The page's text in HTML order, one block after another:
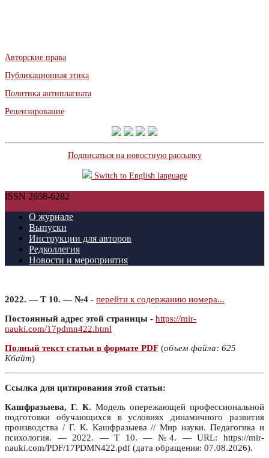
Авторские права
Публикационная этика
Политика антиплагиата
Рецензирование
Подписаться на новостную рассылку
Switch to English language
ISSN 2658-6282
О журнале
Выпуски
Инструкции для авторов
Редколлегия
Новости и мероприятия
2022. — Т 10. — №4 - перейти к содержанию номера...
Постоянный адрес этой страницы - https://mir-
nauki.com/17pdmn422.html
Полный текст статьи в формате PDF (объем файла: 625
Кбайт)
Ссылка для цитирования этой статьи:
Кашфразыева, Г. К. Модель опережающей профессиональной
подготовки обучающихся в условиях динамичного развития
производства / Г. К. Кашфразыева // Мир науки. Педагогика и
психология. — 2022. — Т 10. — №4. — URL: https://mir-
nauki.com/PDF/17PDMN422.pdf (дата обращения: 07.08.2026).